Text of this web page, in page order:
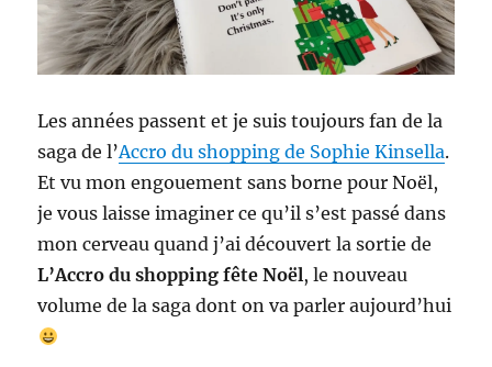
Les années passent et je suis toujours fan de la
saga de l’Accro du shopping de Sophie Kinsella.
Et vu mon engouement sans borne pour Noël,
je vous laisse imaginer ce qu’il s’est passé dans
mon cerveau quand j’ai découvert la sortie de
L’Accro du shopping fête Noël, le nouveau
volume de la saga dont on va parler aujourd’hui